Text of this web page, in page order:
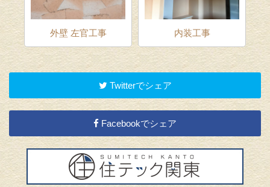
外壁 左官工事 内装工事
Twitterでシェア
Facebookでシェア